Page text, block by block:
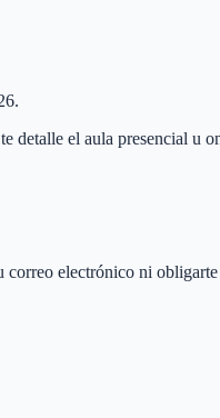
detalle el aula presencial u
correo electrónico ni